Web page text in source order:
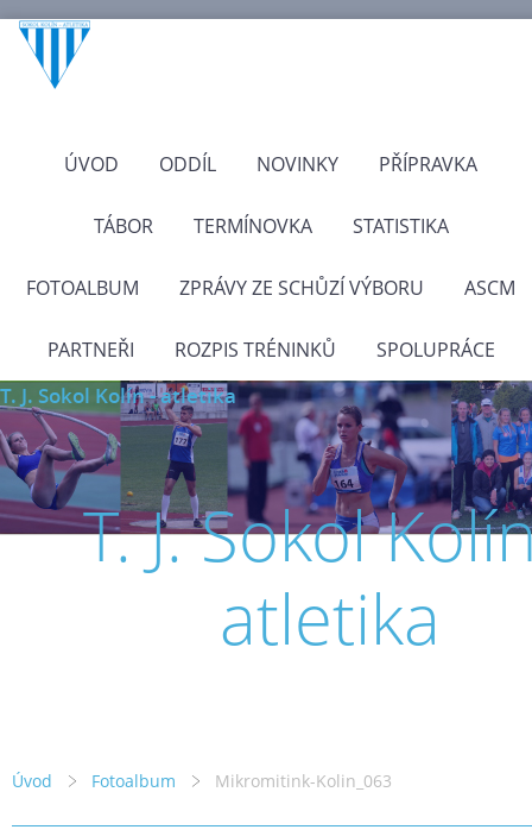
ÚVOD ODDÍL NOVINKY PŘÍPRAVKA
TÁBOR TERMÍNOVKA STATISTIKA
FOTOALBUM ZPRÁVY ZE SCHŮZÍ VÝBORU ASCM
PARTNEŘI ROZPIS TRÉNINKŮ SPOLUPRÁCE
T. J. Sokol Kolín - atletika
T. J. Sokol
atletika
Úvod Fotoalbum Mikromitink-Kolin_063